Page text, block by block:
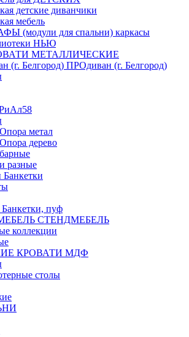
детские диванчики
мебель
(модули для спальни) каркасы
НЬЮ
МЕТАЛЛИЧЕСКИЕ
ПРОдиван (г. Белгород)
метал
дерево
разные
Банкетки, пуф
СТЕНДМЕБЕЛЬ
коллекции
КРОВАТИ МДФ
столы